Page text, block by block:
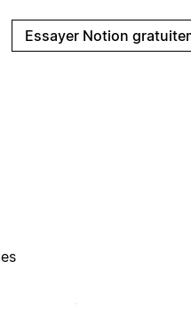
Essayer Notion